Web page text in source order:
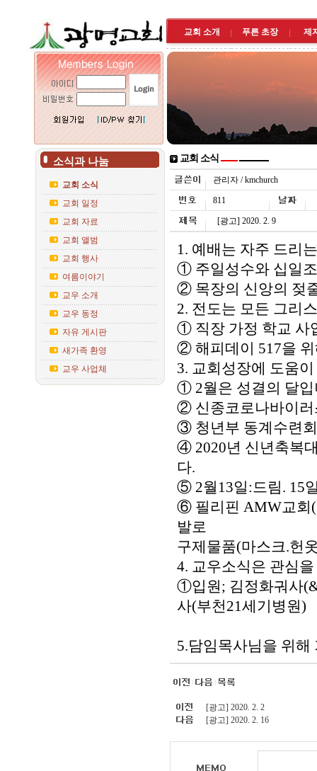
교회 소개 푸른 초장 제
소식과 나눔
교회 소식
교회 일정
교회 자료
교회 앨범
교회 행사
여름이야기
교우 소개
교우 동정
자유 게시판
새가족 환영
교우 사업체
교회 소식
관리자 / kmchurch
811
[광고] 2020. 2. 9
1. 예배는 자주 드리
① 주일성수와 십일
② 목장의 신앙의 젖
2. 전도는 모든 그리
① 직장 가정 학교 사
② 해피데이 517을
3. 교회성장에 도움
① 2월은 성결의 달입
② 신종코로나바이러
③ 청년부 동계수련
④ 2020년 신년축복
다.
⑤ 2월13일:드림. 15
⑥ 필리핀 AMW교회(
발로
구제물품(마스크.헌
4. 교우소식은 관심
①입원; 김정화궈사
사(부천21세기병원)
5.담임목사님을 위
[광고] 2020. 2. 2
[광고] 2020. 2. 16